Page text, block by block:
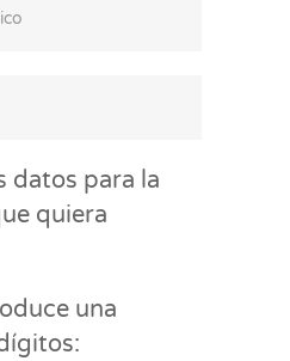
datos para la
quiera
una